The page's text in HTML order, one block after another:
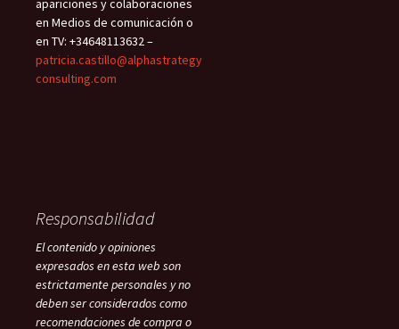
apariciones y colaboraciones
en Medios de comunicación o
en TV: +34648113632 –
patricia.castillo@alphastrategy
consulting.com
Responsabilidad
El contenido y opiniones
expresados en esta web son
estrictamente personales y no
deben ser considerados como
recomendaciones de compra o